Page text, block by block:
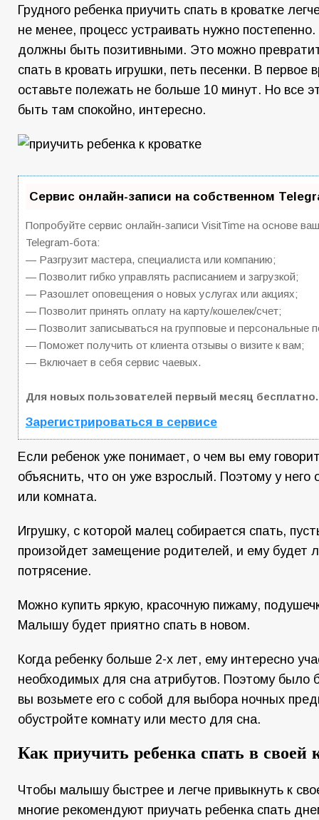
Грудного ребенка приучить спать в кроватке
не менее, процесс устраивать нужно
должны быть позитивными. Это можно
спать в кровать игрушки, петь песенки. В первое
оставьте полежать не больше 10 минут. Но все
быть там спокойно, интересно.
Сервис онлайн-записи на собственном
Попробуйте сервис онлайн-записи VisitTime на основе
Telegram-бота:
— Разгрузит мастера, специалиста или компанию;
— Позволит гибко управлять расписанием и загрузкой;
— Разошлет оповещения о новых услугах или акциях;
— Позволит принять оплату на карту/кошелек/счет;
— Позволит записываться на групповые и персональные
— Поможет получить от клиента отзывы о визите к вам;
— Включает в себя сервис чаевых.
Для новых пользователей первый месяц бесплатно.
Зарегистрироваться в сервисе
Если ребенок уже понимает, о чем вы ему
объяснить, что он уже взрослый. Поэтому у него
или комната.
Игрушку, с которой малец собирается спать,
произойдет замещение родителей, и ему будет
потрясение.
Можно купить яркую, красочную пижаму,
Малышу будет приятно спать в новом.
Когда ребенку больше 2-х лет, ему интересно
необходимых для сна атрибутов. Поэтому было
вы возьмете его с собой для выбора ночных
обустройте комнату или место для сна.
Как приучить ребенка спать в своей
Чтобы малышу быстрее и легче привыкнуть к
многие рекомендуют приучать ребенка спать